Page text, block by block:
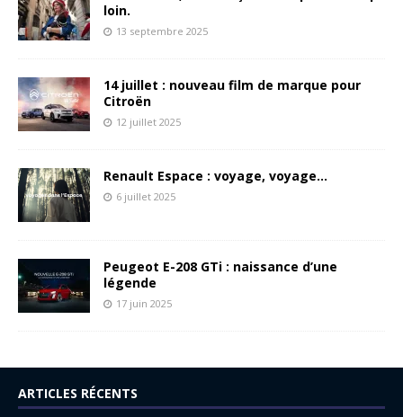
loin.
13 septembre 2025
14 juillet : nouveau film de marque pour
Citroën
12 juillet 2025
Renault Espace : voyage, voyage…
6 juillet 2025
Peugeot E-208 GTi : naissance d’une
légende
17 juin 2025
ARTICLES RÉCENTS